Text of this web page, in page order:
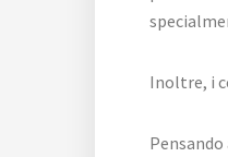
Inoltre, i